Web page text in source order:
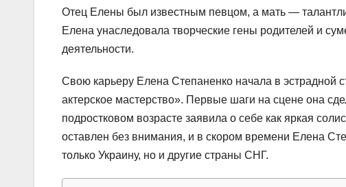
Отец Елены был известным певцом, а мать —
Елена унаследовала творческие гены родителей и
деятельности.
Свою карьеру Елена Степаненко начала в эстрадной
актерское мастерство». Первые шаги на сцене она
подростковом возрасте заявила о себе как яркая
оставлен без внимания, и в скором времени Елена
только Украину, но и другие страны СНГ.